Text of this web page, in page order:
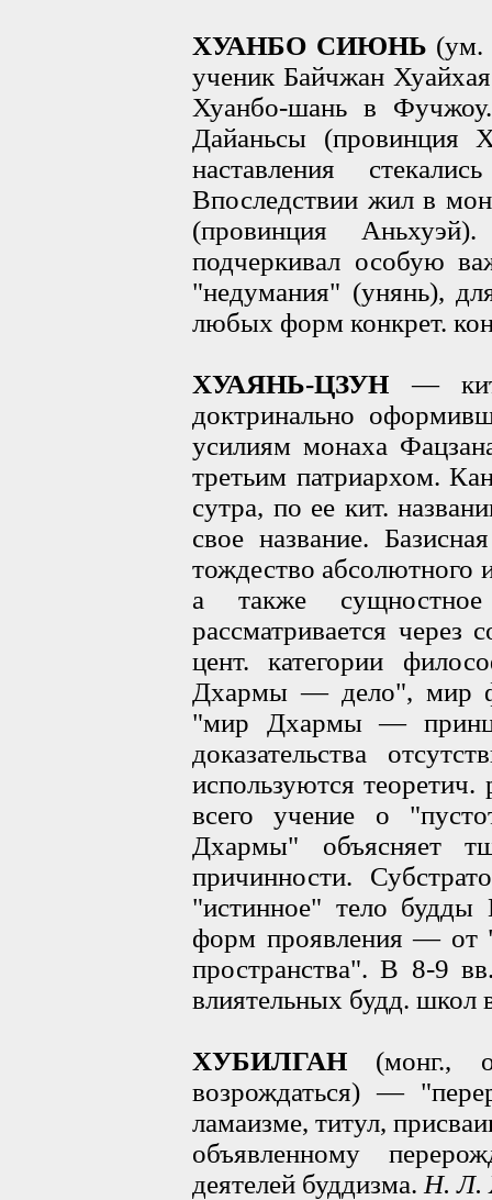
ХУАНБО СИЮНЬ (ум.
ученик Байчжан
Хуанбо-шань в
Дайаньсы (провинция
наставления
Впоследствии жил в
(провинция
подчеркивал особую
"недумания" (унянь),
любых форм конкрет.
ХУАЯНЬ-ЦЗУН —
доктринально
усилиям монаха
третьим патриархом.
сутра, по ее кит.
свое название.
тождество абсолютного
а также
рассматривается
цент. категории
Дхармы — дело", мир
"мир Дхармы —
доказательства
используются
всего учение о
Дхармы" объясняет
причинности.
"истинное" тело
форм проявления — от
пространства". В 8-9
влиятельных будд. школ
ХУБИЛГАН (монг.,
возрождаться) —
ламаизме, титул,
объявленному
деятелей буддизма. Н. Л.